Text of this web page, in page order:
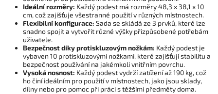
Ideální rozměry: Každý podest má rozměry 48,3 x 38,1 x 10
cm, což zajišťuje všestranné použití v různých místnostech.
Flexibilní konfigurace: Sada se skládá ze 3 prvků, které lze
snadno spojit a vytvořit různé výšky přizpůsobené potřebám
uživatele.
Bezpečnost díky protiskluzovým nožkám: Každý podest je
vybaven 10 protiskluzovými nožkami, které zajišťují stabilitu a
bezpečnost používání na jakémkoli vnitřním povrchu.
Vysoká nosnost: Každý podest vydrží zatížení až 190 kg, což
ho činí ideálním pro použití v místnostech, jako jsou sklady,
dílny nebo pro pomoc při práci s těžšími předměty doma.